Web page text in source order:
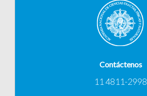
Contáctenos
11 4811-2998